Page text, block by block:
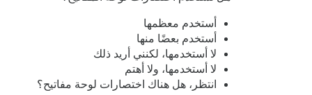
أستخدم معظمها
أستخدم بعضًا منها
لا أستخدمها، لكنني أريد ذلك
لا أستخدمها، ولا أهتم
انتظر، هل هناك اختصارات لوحة مفاتيح؟